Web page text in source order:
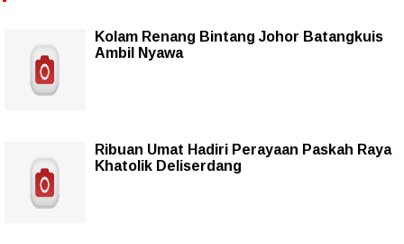
Kolam Renang Bintang Johor Batangkuis
Ambil Nyawa
Ribuan Umat Hadiri Perayaan Paskah Raya
Khatolik Deliserdang